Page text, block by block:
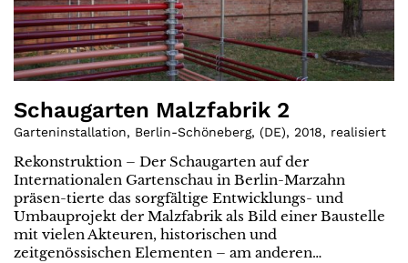
Schaugarten Malzfabrik 2
Garteninstallation, Berlin-Schöneberg, (DE), 2018, realisiert
Rekonstruktion – Der Schaugarten auf der
Internationalen Gartenschau in Berlin-Marzahn
präsen-tierte das sorgfältige Entwicklungs- und
Umbauprojekt der Malzfabrik als Bild einer Baustelle
mit vielen Akteuren, historischen und
zeitgenössischen Elementen – am anderen…